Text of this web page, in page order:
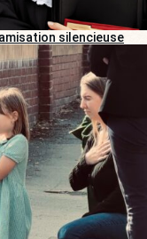
silencieuse